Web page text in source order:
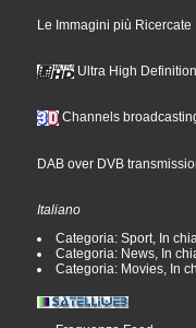
Le Immagini più Ricercate
Ultra High
Channels
DAB over DVB
Italiano
Categoria: Sport, In
Categoria: News, In
Categoria: Movies, In